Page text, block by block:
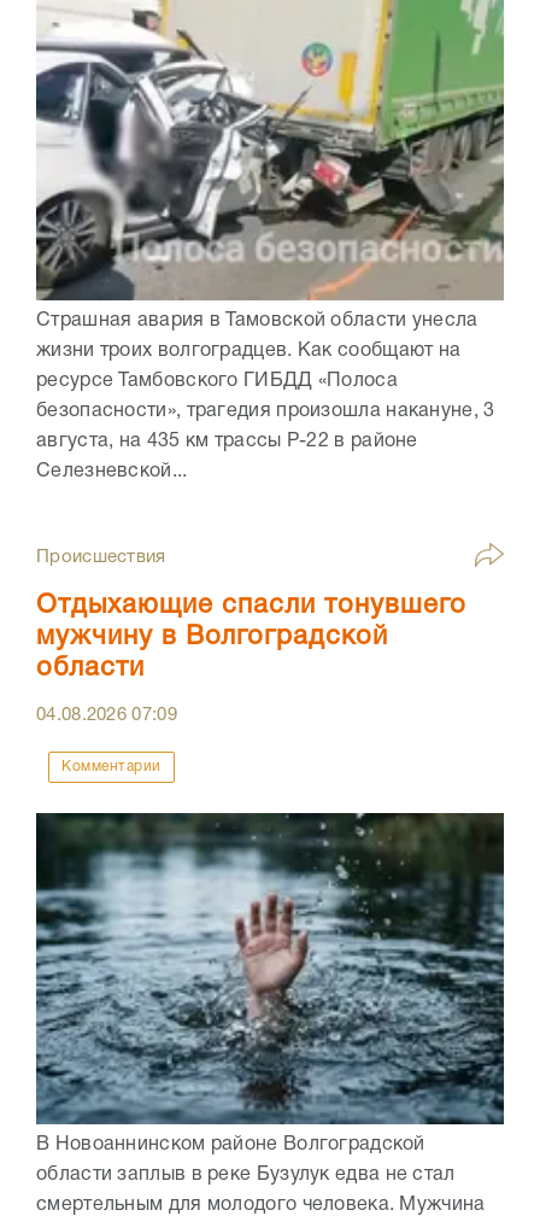
Страшная авария в Тамовской области унесла
жизни троих волгоградцев. Как сообщают на
ресурсе Тамбовского ГИБДД «Полоса
безопасности», трагедия произошла накануне, 3
августа, на 435 км трассы Р-22 в районе
Селезневской...
Происшествия
Отдыхающие спасли тонувшего
мужчину в Волгоградской
области
04.08.202607:09
Комментарии
В Новоаннинском районе Волгоградской
области заплыв в реке Бузулук едва не стал
смертельным для молодого человека. Мужчина